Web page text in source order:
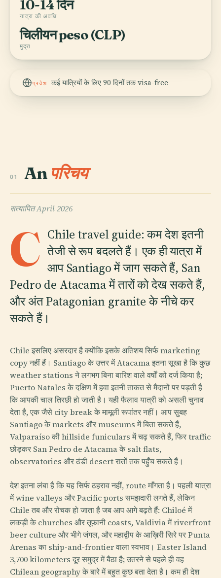
10-14 दिन
यात्रा की अवधि
चिलीयन peso (CLP)
मुद्रा
प्रवेश कई यात्रियों के लिए 90 दिनों तक visa-free
01 An परिचय
सत्यापितApril 2026
C Chile travel guide: कम देश इतनी
तेजी से रूप बदलते हैं। एक ही यात्रा में
आप Santiago में जाग सकते हैं, San
Pedro de Atacama में तारों को देख सकते हैं,
और अंत Patagonian granite के नीचे कर
सकते हैं।
Chile इसलिए असरदार है क्योंकि इसके अतिशय सिर्फ marketing
copy नहीं हैं। Santiago के उत्तर में Atacama इतना सूखा है कि कुछ
weather stations ने लगभग बिना बारिश वाले वर्षों को दर्ज किया है;
Puerto Natales के दक्षिण में हवा इतनी ताकत से मैदानों पर पड़ती है
कि आपकी चाल तिरछी हो जाती है। यही फैलाव यात्री को असली चुनाव
देता है, एक जैसे city break के मामूली रूपांतर नहीं। आप सुबह
Santiago के markets और museums में बिता सकते हैं,
Valparaíso की hillside funiculars में चढ़ सकते हैं, फिर traffic
छोड़कर San Pedro de Atacama के salt flats,
observatories और ठंडी desert रातों तक पहुँच सकते हैं।
देश इतना लंबा है कि यह सिर्फ ठहराव नहीं, route माँगता है। पहली यात्रा
में wine valleys और Pacific ports समझदारी लगते हैं, लेकिन
Chile तब और रोचक हो जाता है जब आप आगे बढ़ते हैं: Chiloé में
लकड़ी के churches और तूफानी coasts, Valdivia में riverfront
beer culture और भीगे जंगल, और महाद्वीप के आख़िरी सिरे पर Punta
Arenas का ship-and-frontier वाला स्वभाव। Easter Island
3,700 kilometers दूर समुद्र में बैठा है; उतरने से पहले ही वह
Chilean geography के बारे में बहुत कुछ बता देता है। कम ही देश